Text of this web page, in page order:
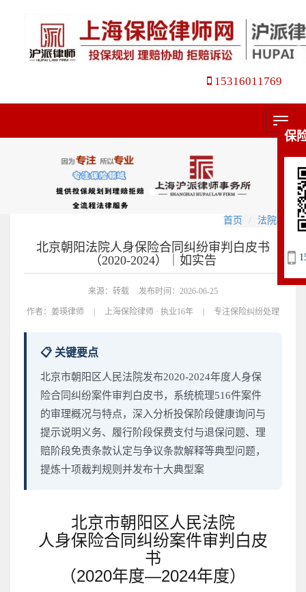
15316011769
菜
单
首页 法院观点
北京朝阳法院人身保险合同纠纷审判白皮书
（2020-2024）｜如实告
来源：转载 发布时间：2026-06-25
作者： 姜瑛律师 | 上海保险律师 · 执业16年 | 专注保险纠纷处理
📋 关键要点
北京市朝阳区人民法院发布2020-2024年度人身保
险合同纠纷案件审判白皮书，系统梳理516件案件
的审理概况与特点，深入分析投保阶段健康询问与
提示说明义务、履行阶段保费支付与退保问题、理
赔阶段免责条款认定与争议条款解释等典型问题，
提炼十项裁判规则并发布十大典型案
北京市朝阳区人民法院
人身保险合同纠纷案件审判白皮
书
（2020年度—2024年度）
保